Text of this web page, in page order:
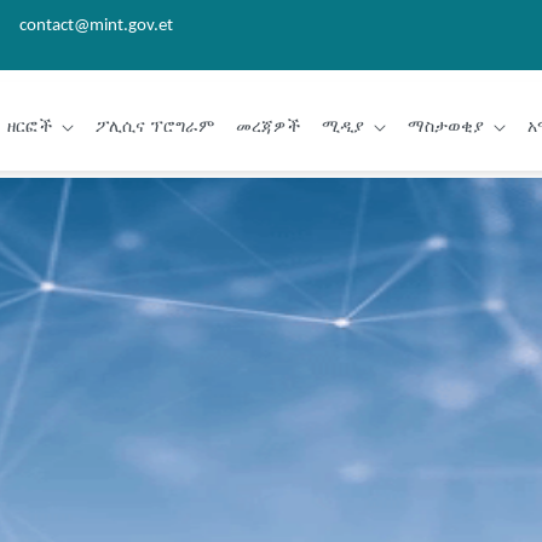
contact@mint.gov.et
ዘርፎች ፖሊሲና ፕሮግራም መረጃዎች ሚዲያ ማስታወቂያ